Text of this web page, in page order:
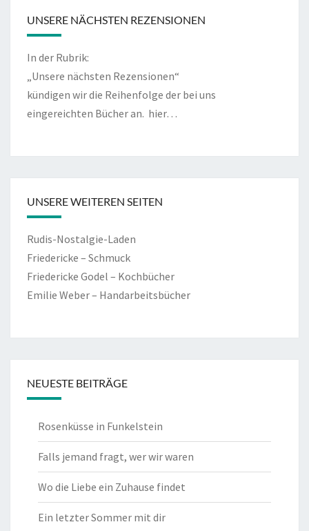
UNSERE NÄCHSTEN REZENSIONEN
In der Rubrik:
„Unsere nächsten Rezensionen“
kündigen wir die Reihenfolge der bei uns
eingereichten Bücher an. hier…
UNSERE WEITEREN SEITEN
Rudis-Nostalgie-Laden
Friedericke – Schmuck
Friedericke Godel – Kochbücher
Emilie Weber – Handarbeitsbücher
NEUESTE BEITRÄGE
Rosenküsse in Funkelstein
Falls jemand fragt, wer wir waren
Wo die Liebe ein Zuhause findet
Ein letzter Sommer mit dir